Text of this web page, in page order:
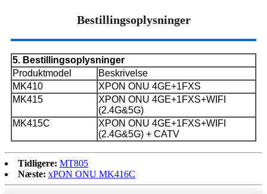
Bestillingsoplysninger
5. Bestillingsoplysninger
Produktmodel
Beskrivelse
MK410
XPON ONU 4GE+1FXS
MK415
XPON ONU 4GE+1FXS+WIFI
(2.4G&5G)
MK415C
XPON ONU 4GE+1FXS+WIFI
(2.4G&5G) + CATV
Tidligere: MT805
Næste: xPON ONU MK416C